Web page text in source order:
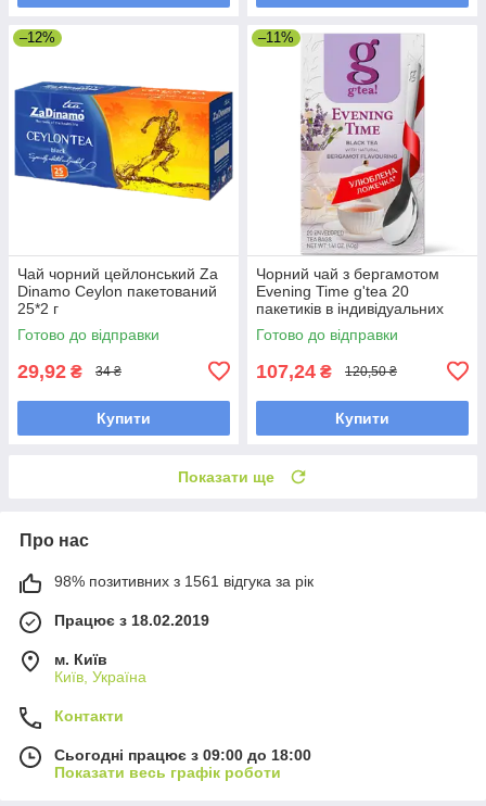
–12%
Чай чорний цейлонський Za
Dinamo Ceylon пакетований
25*2 г
Готово до відправки
29,92 ₴ 34 ₴
Купити
–11%
Чорний чай з бергамотом
Evening Time g'tea 20
пакетиків в індивідуальних
конвертах з ложкою
Готово до відправки
107,24 ₴ 120,50 ₴
Купити
Показати ще
Про нас
98% позитивних з 1561 відгука за рік
Працює з 18.02.2019
м. Київ
Київ, Україна
Контакти
Сьогодні працює з 09:00 до 18:00
Показати весь графік роботи